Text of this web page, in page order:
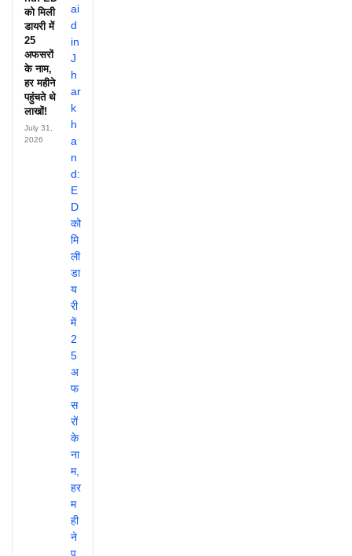
को मिली
डायरी में
25
अफसरों
के नाम,
हर महीने
पहुंचते थे
लाखों!
July 31,
2026